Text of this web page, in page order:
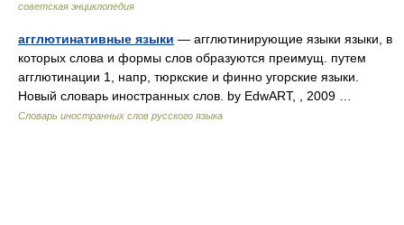
советская энциклопедия
агглютинативные языки — агглютинирующие языки языки, в
которых слова и формы слов образуются преимущ. путем
агглютинации 1, напр, тюркские и финно угорские языки.
Новый словарь иностранных слов. by EdwART, , 2009 …
Словарь иностранных слов русского языка